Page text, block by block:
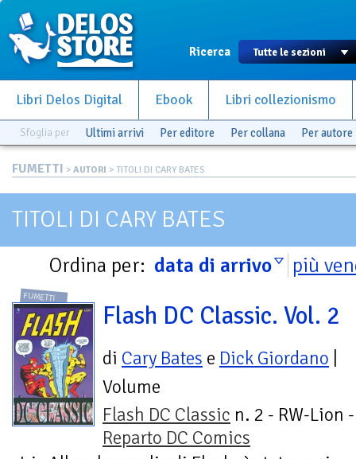
Ricerca
Libri Delos Digital Ebook Libri collezionismo
Sfoglia per Ultimi arrivi Per editore Per collana Per autore
FUMETTI > AUTORI > TITOLI DI CARY BATES
TITOLI DI CARY BATES
Ordina per: data di arrivo più
FUMETTI
Flash DC Classic. Vol. 2
di Cary Bates e Dick Giordano
Volume
Flash DC Classic n. 2 - RW-Lion -
Reparto DC Comics